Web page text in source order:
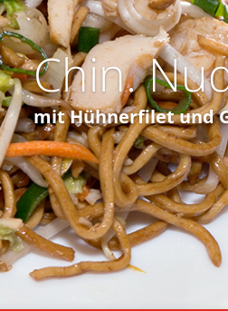
Chin.
mit Hühnerfilet und